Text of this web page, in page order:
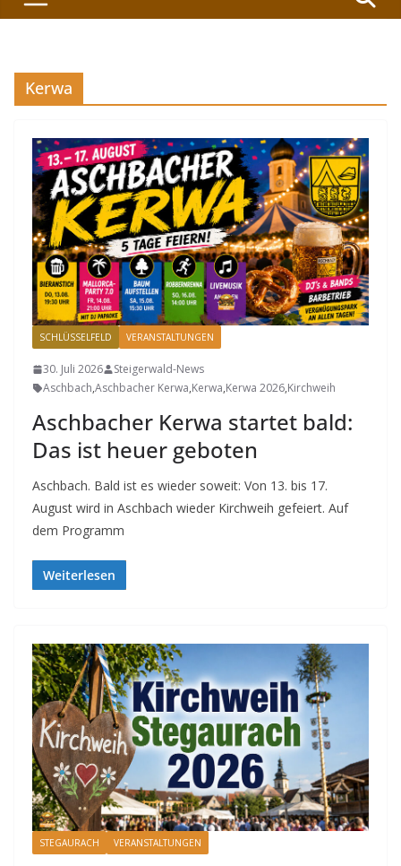
Kerwa
SCHLÜSSELFELD VERANSTALTUNGEN
30. Juli 2026
Steigerwald-News
Aschbach,Aschbacher Kerwa,Kerwa,Kerwa 2026,Kirchweih
Aschbacher Kerwa startet bald:
Das ist heuer geboten
Aschbach. Bald ist es wieder soweit: Von 13. bis 17.
August wird in Aschbach wieder Kirchweih gefeiert. Auf
dem Programm
Weiterlesen
STEGAURACH VERANSTALTUNGEN